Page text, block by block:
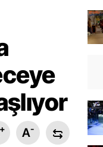
+ A-